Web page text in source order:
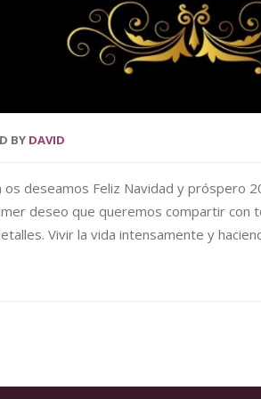
BY DAVID
deseamos Feliz Navidad y próspero
deseo que queremos compartir
Vivir la vida intensamente y